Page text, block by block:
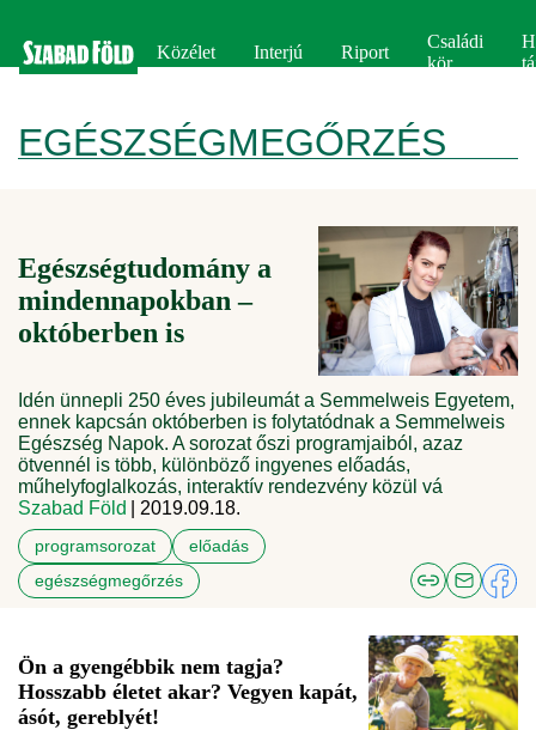
Közélet Interjú Riport
Családi
kör
EGÉSZSÉGMEGŐRZÉS
Egészségtudomány a
mindennapokban –
októberben is
Idén ünnepli 250 éves jubileumát a Semmelweis Egyetem,
ennek kapcsán októberben is folytatódnak a Semmelweis
Egészség Napok. A sorozat őszi programjaiból, azaz
ötvennél is több, különböző ingyenes előadás,
műhelyfoglalkozás, interaktív rendezvény közül vá
Szabad Föld
| 2019.09.18.
programsorozat
előadás
egészségmegőrzés
Ön a gyengébbik nem tagja?
Hosszabb életet akar? Vegyen kapát,
ásót, gereblyét!